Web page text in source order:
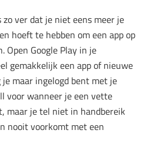
ver dat je niet eens meer je
hoeft te hebben om een app op
Open Google Play in je
gemakkelijk een app of nieuwe
maar ingelogd bent met je
voor wanneer je een vette
maar je tel niet in handbereik
nooit voorkomt met een